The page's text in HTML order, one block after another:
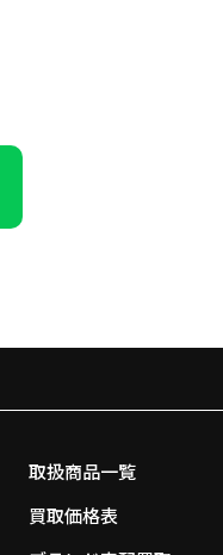
取扱商品一覧
買取価格表